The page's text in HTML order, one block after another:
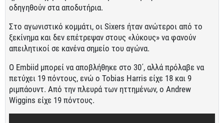
οδηγηθούν στα αποδυτήρια.
Στο αγωνιστικό κομμάτι, οι Sixers ήταν ανώτεροι από το
ξεκίνημα και δεν επέτρεψαν στους «λύκους» να φανούν
απειλητικοί σε κανένα σημείο του αγώνα.
O Embiid μπορεί να αποβλήθηκε στο 30΄, αλλά πρόλαβε να
πετύχει 19 πόντους, ενώ ο Tobias Harris είχε 18 και 9
ριμπάουντ. Από την πλευρά των ηττημένων, ο Andrew
Wiggins είχε 19 πόντους.